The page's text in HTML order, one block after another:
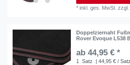
*inkl. ges. MwSt.
Doppelziernaht
Rover Evoque L538
ab 44,95 € *
1 Satz | 44,95 € / Satz